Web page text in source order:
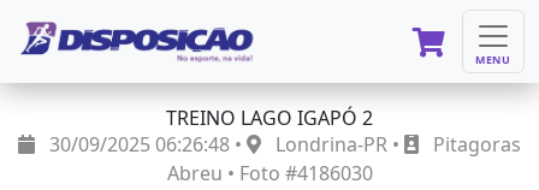
MENU
TREINO LAGO IGAPÓ 2
30/09/2025 06:26:48 •
Londrina-PR •
Pitagoras
Abreu • Foto #4186030